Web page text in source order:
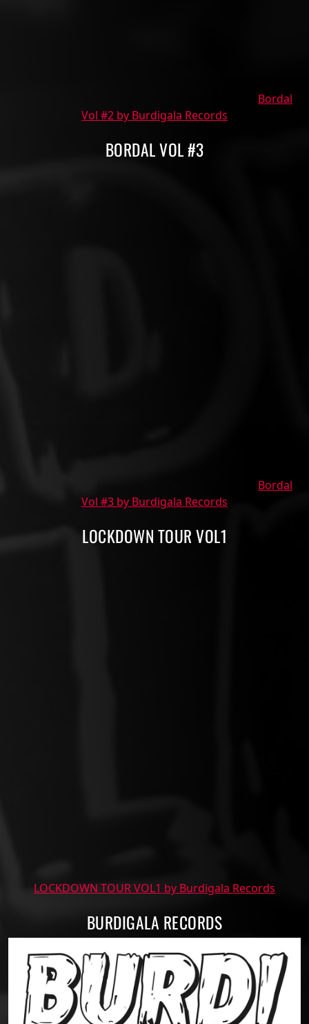
Bordal
Vol #2 by Burdigala Records
BORDAL VOL #3
Bordal
Vol #3 by Burdigala Records
LOCKDOWN TOUR VOL1
LOCKDOWN TOUR VOL1 by Burdigala Records
BURDIGALA RECORDS